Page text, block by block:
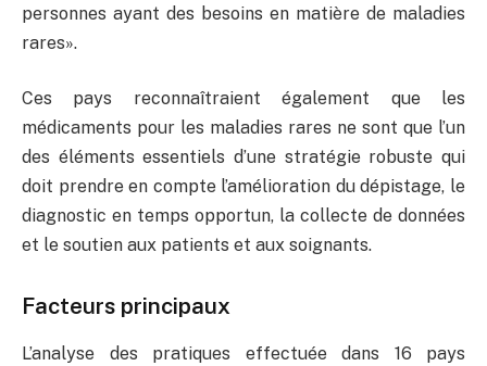
personnes ayant des besoins en matière de maladies
rares».
Ces pays reconnaîtraient également que les
médicaments pour les maladies rares ne sont que l’un
des éléments essentiels d’une stratégie robuste qui
doit prendre en compte l’amélioration du dépistage, le
diagnostic en temps opportun, la collecte de données
et le soutien aux patients et aux soignants.
Facteurs principaux
L’analyse des pratiques effectuée dans 16 pays